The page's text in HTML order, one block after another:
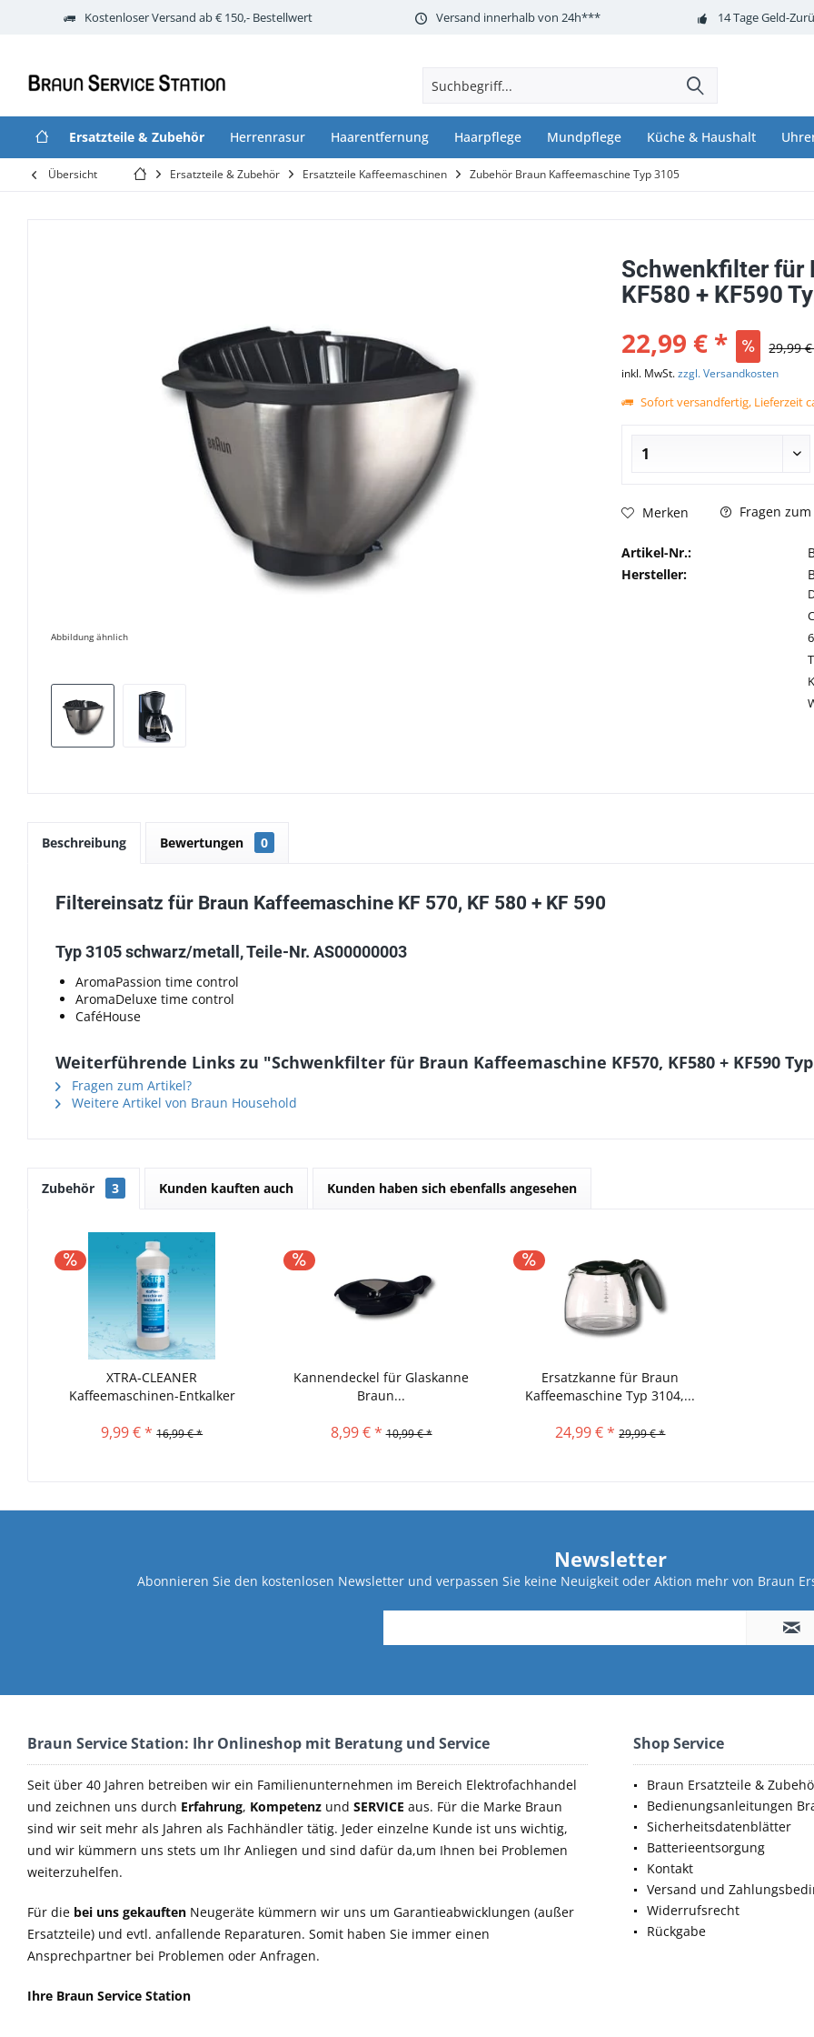
Kostenloser Versand ab € 150,- Bestellwert Versand innerhalb von 24h*** 14 Tage Geld-
Ersatzteile & Zubehör Herrenrasur Haarentfernung Haarpflege Mundpflege Küche & Haushalt
Übersicht Ersatzteile & Zubehör Ersatzteile Kaffeemaschinen Zubehör Braun Kaffeemaschine Typ 3105
Abbildung ähnlich
Schwenkfilter für
KF580 + KF590
22,99 € * 29,99
inkl. MwSt.zzgl. Versandkosten
Sofort versandfertig, Lieferzeit
Merken Fragen
Artikel-Nr.:
Hersteller:
Beschreibung Bewertungen 0
Filtereinsatz für Braun Kaffeemaschine KF 570, KF 580 + KF 590
Typ 3105 schwarz/metall, Teile-Nr. AS00000003
AromaPassion time control
AromaDeluxe time control
CaféHouse
Weiterführende Links zu "Schwenkfilter für Braun Kaffeemaschine KF570, KF580 + KF590 Typ
Fragen zum Artikel?
Weitere Artikel von Braun Household
Zubehör 3 Kunden kauften auch Kunden haben sich ebenfalls angesehen
XTRA-CLEANER
Kaffeemaschinen-Entkalker
9,99 € * 16,99 € *
Kannendeckel für Glaskanne
Braun...
8,99 € * 10,99 € *
Ersatzkanne für Braun
Kaffeemaschine Typ 3104,...
24,99 € * 29,99 € *
Newsletter
Abonnieren Sie den kostenlosen Newsletter und verpassen Sie keine Neuigkeit oder Aktion mehr von Braun
Braun Service Station: Ihr Onlineshop mit Beratung und Service
Seit über 40 Jahren betreiben wir ein Familienunternehmen im Bereich Elektrofachhandel
und zeichnen uns durch Erfahrung, Kompetenz und SERVICE aus. Für die Marke Braun
sind wir seit mehr als Jahren als Fachhändler tätig. Jeder einzelne Kunde ist uns wichtig,
und wir kümmern uns stets um Ihr Anliegen und sind dafür da,um Ihnen bei Problemen
weiterzuhelfen.
Für die bei uns gekauften Neugeräte kümmern wir uns um Garantieabwicklungen (außer
Ersatzteile) und evtl. anfallende Reparaturen. Somit haben Sie immer einen
Ansprechpartner bei Problemen oder Anfragen.
Ihre Braun Service Station
Shop Service
Braun Ersatzteile &
Bedienungsanleitungen
Sicherheitsdatenblätter
Batterieentsorgung
Kontakt
Versand und
Widerrufsrecht
Rückgabe